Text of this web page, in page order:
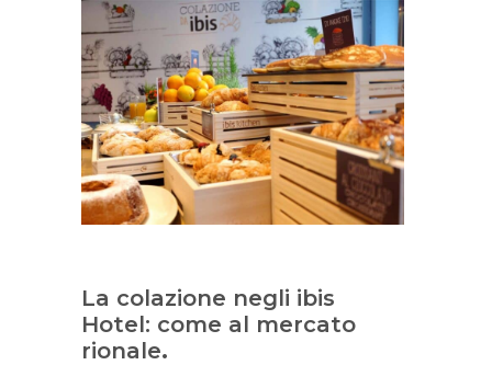
La colazione negli ibis
Hotel: come al mercato
rionale.